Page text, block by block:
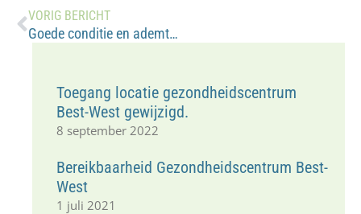
VORIG BERICHT
Goede conditie en ademtechniek bij COPD of astma
Toegang locatie gezondheidscentrum
Best-West gewijzigd.
8 september 2022
Bereikbaarheid Gezondheidscentrum Best-
West
1 juli 2021